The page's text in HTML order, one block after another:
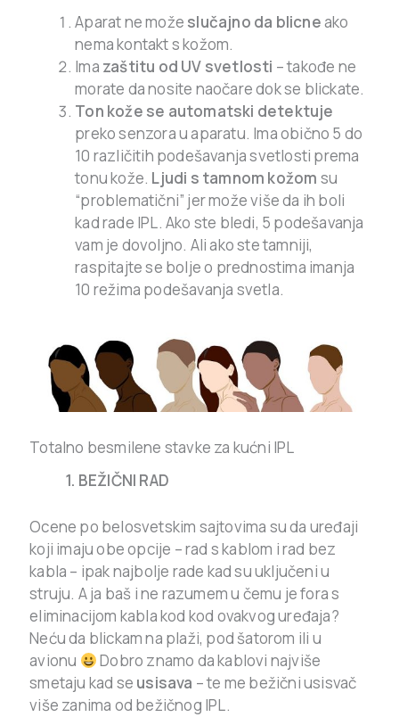
Aparat ne može slučajno da blicneako
nema kontakt s kožom.
Ima zaštitu od UV svetlosti – takođe ne
morate da nosite naočare dok se blickate.
Ton kože se automatski detektuje
preko senzora u aparatu. Ima obično 5 do
10 različitih podešavanja svetlosti prema
tonu kože. Ljudi s tamnom kožom su
“problematični” jer može više da ih boli
kad rade IPL. Ako ste bledi, 5 podešavanja
vam je dovoljno. Ali ako ste tamniji,
raspitajte se bolje o prednostima imanja
10 režima podešavanja svetla.
Totalno besmilene stavke za kućni IPL
1. BEŽIČNI RAD
Ocene po belosvetskim sajtovima su da uređaji
koji imaju obe opcije – rad s kablom i rad bez
kabla – ipak najbolje rade kad su uključeni u
struju. A ja baš i ne razumem u čemu je fora s
eliminacijom kabla kod kod ovakvog uređaja?
Neću da blickam na plaži, pod šatorom ili u
avionu
Dobro znamo da kablovi najviše
smetaju kad se usisava – te me bežični usisvač
više zanima od bežičnog IPL.